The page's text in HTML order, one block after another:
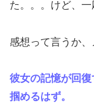
た。。。けど、一
感想って言うか
彼女の記憶が回
掴めるはず。